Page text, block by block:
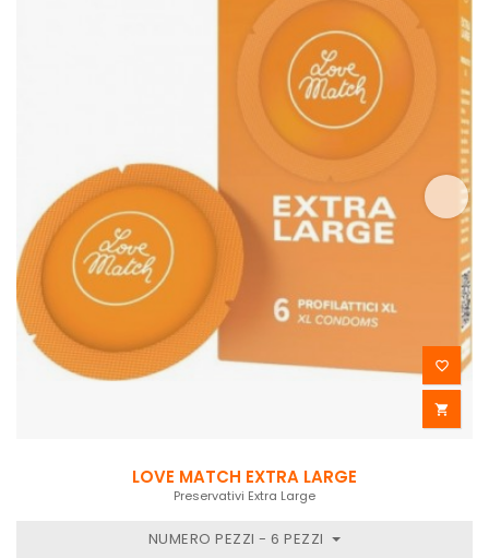


LOVE MATCH EXTRA LARGE
Preservativi Extra Large
NUMERO PEZZI - 6 PEZZI